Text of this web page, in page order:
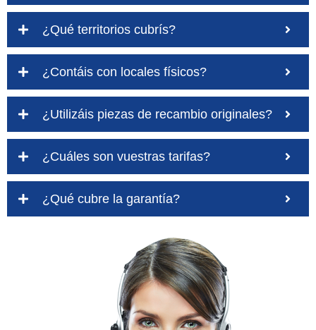
¿Qué territorios cubrís?
¿Contáis con locales físicos?
¿Utilizáis piezas de recambio originales?
¿Cuáles son vuestras tarifas?
¿Qué cubre la garantía?